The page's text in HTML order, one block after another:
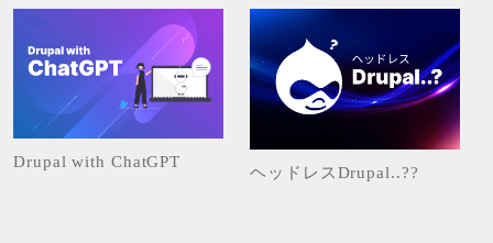
Drupal with ChatGPT
ヘッドレスDrupal..??